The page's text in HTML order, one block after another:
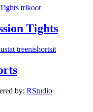
Tights
by: RStudio